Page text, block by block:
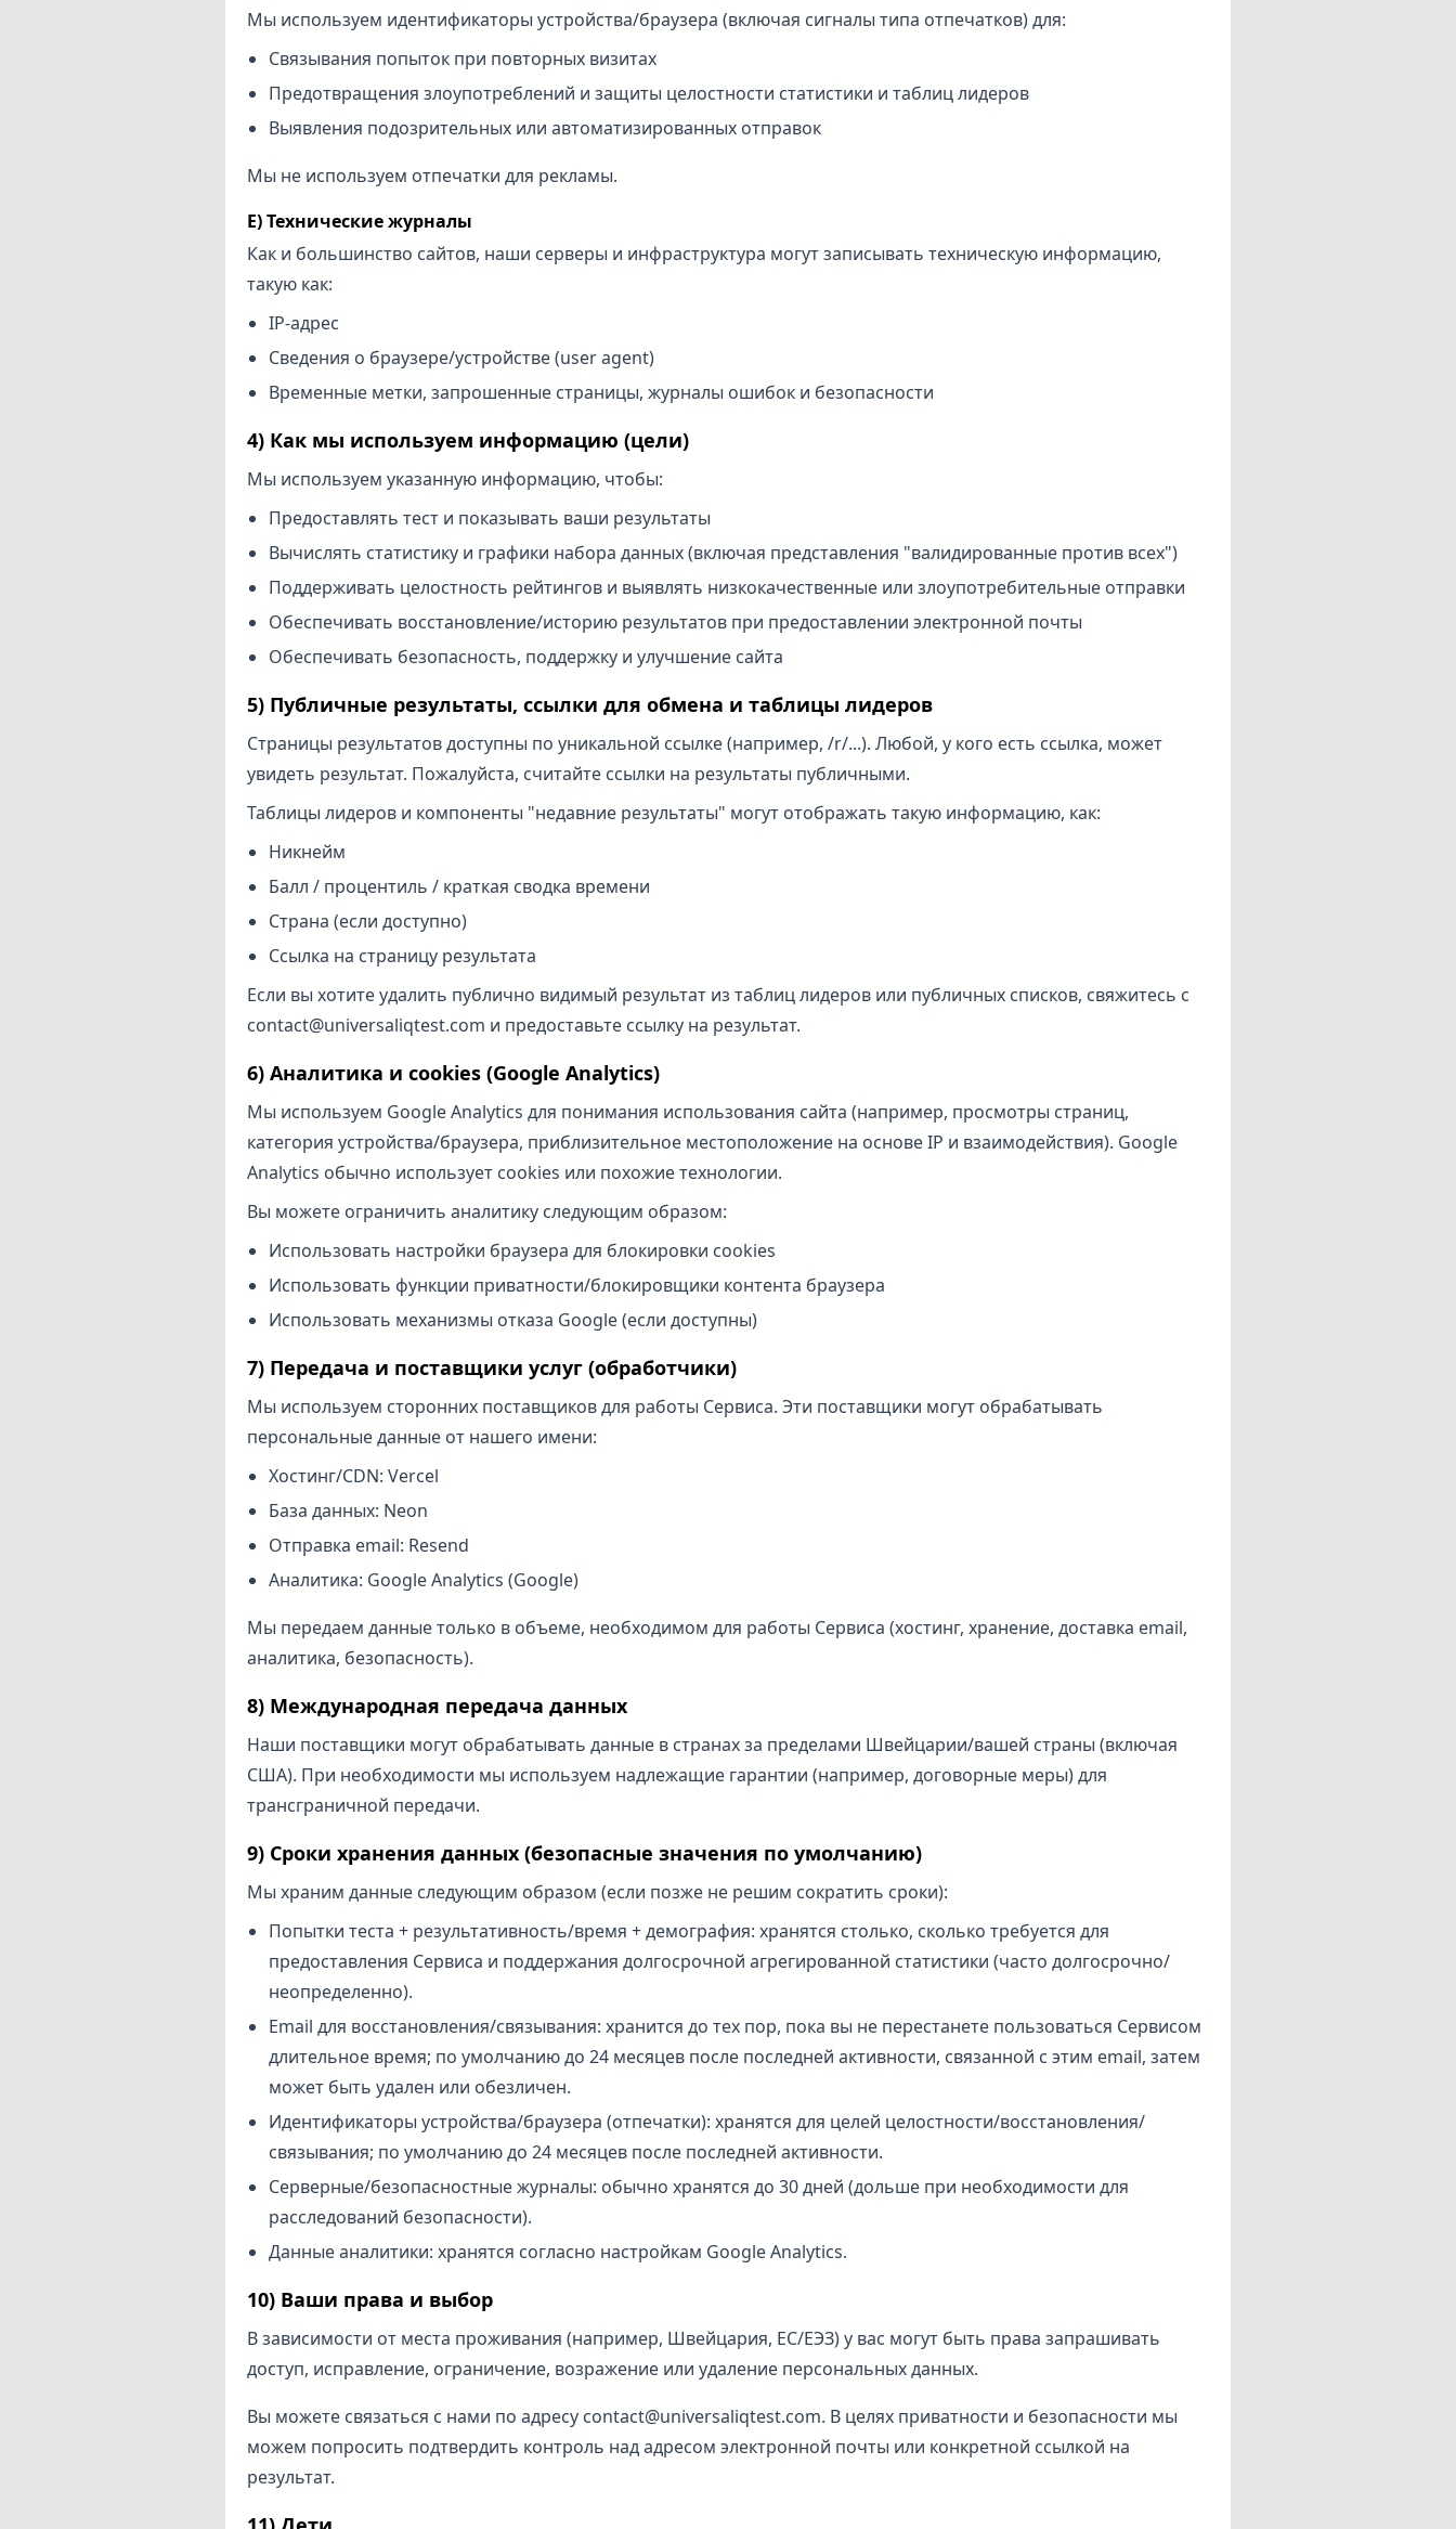
Мы используем идентификаторы устройства/браузера (включая сигналы типа отпечатков) для:
Связывания попыток при повторных визитах
Предотвращения злоупотреблений и защиты целостности статистики и таблиц лидеров
Выявления подозрительных или автоматизированных отправок
Мы не используем отпечатки для рекламы.
E) Технические журналы
Как и большинство сайтов, наши серверы и инфраструктура могут записывать техническую информацию,
такую как:
IP-адрес
Сведения о браузере/устройстве (user agent)
Временные метки, запрошенные страницы, журналы ошибок и безопасности
4) Как мы используем информацию (цели)
Мы используем указанную информацию, чтобы:
Предоставлять тест и показывать ваши результаты
Вычислять статистику и графики набора данных (включая представления "валидированные против всех")
Поддерживать целостность рейтингов и выявлять низкокачественные или злоупотребительные отправки
Обеспечивать восстановление/историю результатов при предоставлении электронной почты
Обеспечивать безопасность, поддержку и улучшение сайта
5) Публичные результаты, ссылки для обмена и таблицы лидеров
Страницы результатов доступны по уникальной ссылке (например, /r/...). Любой, у кого есть ссылка, может
увидеть результат. Пожалуйста, считайте ссылки на результаты публичными.
Таблицы лидеров и компоненты "недавние результаты" могут отображать такую информацию, как:
Никнейм
Балл / процентиль / краткая сводка времени
Страна (если доступно)
Ссылка на страницу результата
Если вы хотите удалить публично видимый результат из таблиц лидеров или публичных списков, свяжитесь с
contact@universaliqtest.com и предоставьте ссылку на результат.
6) Аналитика и cookies (Google Analytics)
Мы используем Google Analytics для понимания использования сайта (например, просмотры страниц,
категория устройства/браузера, приблизительное местоположение на основе IP и взаимодействия). Google
Analytics обычно использует cookies или похожие технологии.
Вы можете ограничить аналитику следующим образом:
Использовать настройки браузера для блокировки cookies
Использовать функции приватности/блокировщики контента браузера
Использовать механизмы отказа Google (если доступны)
7) Передача и поставщики услуг (обработчики)
Мы используем сторонних поставщиков для работы Сервиса. Эти поставщики могут обрабатывать
персональные данные от нашего имени:
Хостинг/CDN: Vercel
База данных: Neon
Отправка email: Resend
Аналитика: Google Analytics (Google)
Мы передаем данные только в объеме, необходимом для работы Сервиса (хостинг, хранение, доставка email,
аналитика, безопасность).
8) Международная передача данных
Наши поставщики могут обрабатывать данные в странах за пределами Швейцарии/вашей страны (включая
США). При необходимости мы используем надлежащие гарантии (например, договорные меры) для
трансграничной передачи.
9) Сроки хранения данных (безопасные значения по умолчанию)
Мы храним данные следующим образом (если позже не решим сократить сроки):
Попытки теста + результативность/время + демография: хранятся столько, сколько требуется для
предоставления Сервиса и поддержания долгосрочной агрегированной статистики (часто долгосрочно/
неопределенно).
Email для восстановления/связывания: хранится до тех пор, пока вы не перестанете пользоваться Сервисом
длительное время; по умолчанию до 24 месяцев после последней активности, связанной с этим email, затем
может быть удален или обезличен.
Идентификаторы устройства/браузера (отпечатки): хранятся для целей целостности/восстановления/
связывания; по умолчанию до 24 месяцев после последней активности.
Серверные/безопасностные журналы: обычно хранятся до 30 дней (дольше при необходимости для
расследований безопасности).
Данные аналитики: хранятся согласно настройкам Google Analytics.
10) Ваши права и выбор
В зависимости от места проживания (например, Швейцария, ЕС/ЕЭЗ) у вас могут быть права запрашивать
доступ, исправление, ограничение, возражение или удаление персональных данных.
Вы можете связаться с нами по адресу contact@universaliqtest.com. В целях приватности и безопасности мы
можем попросить подтвердить контроль над адресом электронной почты или конкретной ссылкой на
результат.